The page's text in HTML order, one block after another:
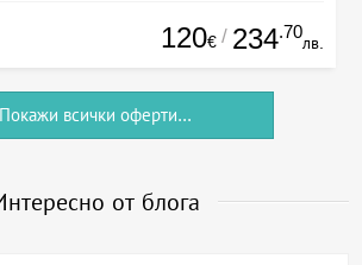
120€ / 234.70
лв.
Покажи всички оферти...
от блога